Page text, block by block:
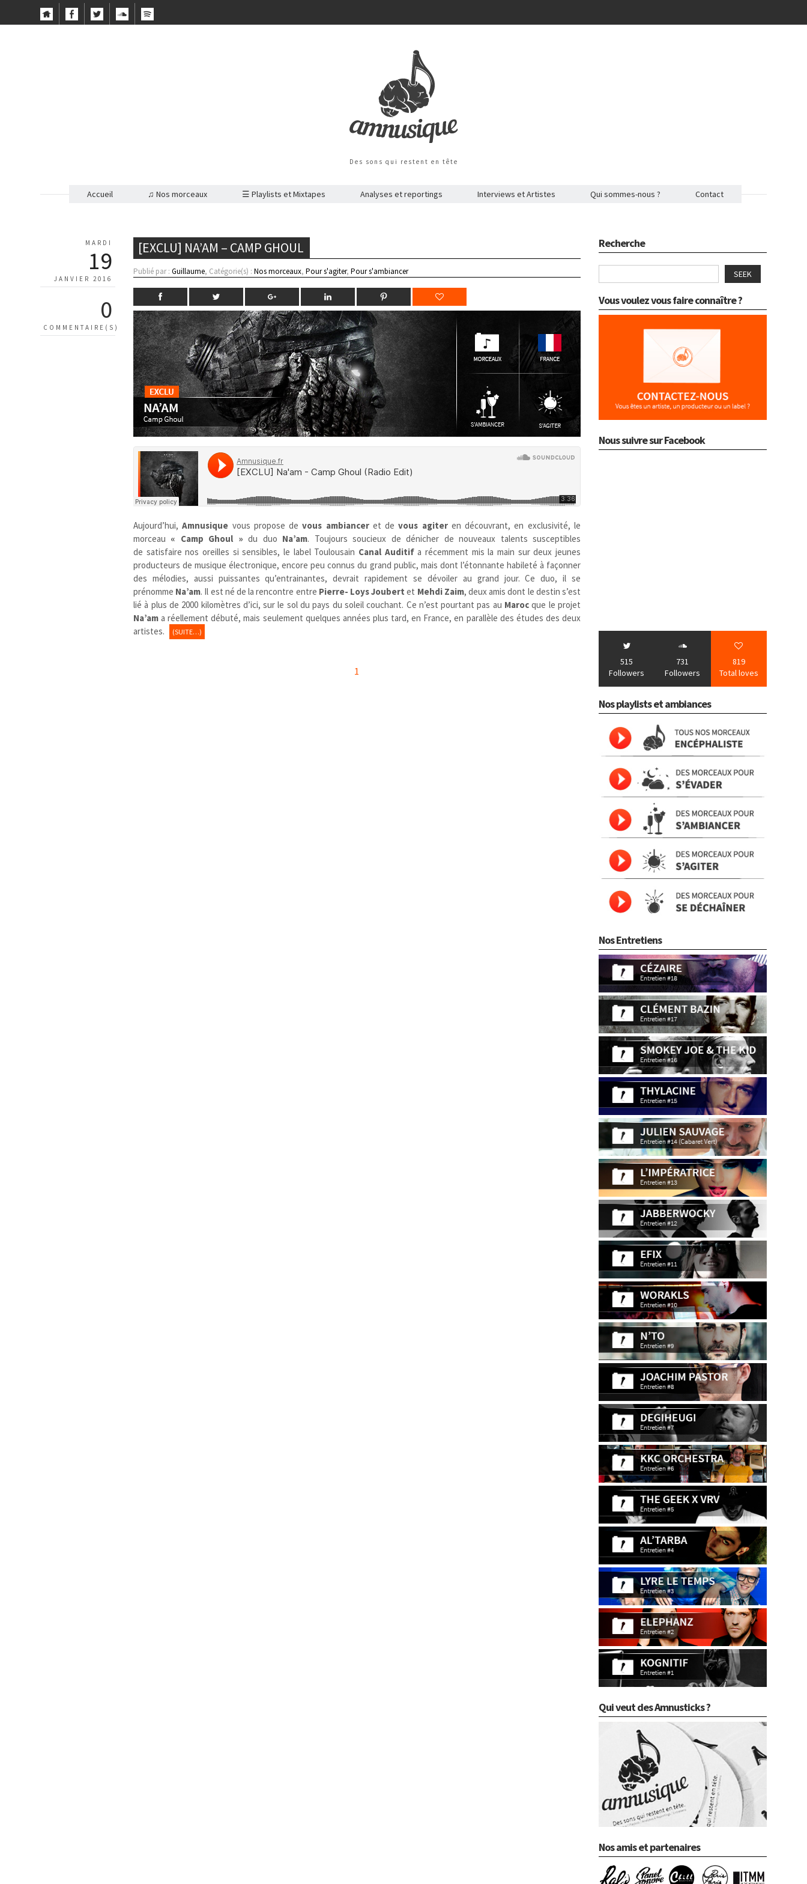
Des sons qui restent en tête
Accueil ♫ Nos morceaux ☰ Playlists et Mixtapes Analyses et reportings Interviews et Artistes Qui sommes-nous ? Contact
MARDI
19
JANVIER 2016
0
COMMENTAIRE(S)
[EXCLU] NA’AM – CAMP GHOUL
Publié par :Guillaume, Catégorie(s) :Nos morceaux,Pour s'agiter,Pour s'ambiancer
Aujourd’hui,Amnusique vous propose devous ambianceret devous agiteren découvrant, en exclusivité, le
morceau « Camp Ghoul » du duo Na’am. Toujours soucieux de dénicher de nouveaux talents susceptibles
de satisfaire nos oreilles si sensibles, le label Toulousain Canal Auditifa récemment mis la main sur deux jeunes
producteurs de musique électronique, encore peu connus du grand public, mais dont l’étonnante habileté à façonner
des mélodies, aussi puissantes qu’entrainantes, devrait rapidement se dévoiler au grand jour. Ce duo, il se
prénomme Na’am. Il est né de la rencontre entre Pierre- Loys Joubert et Mehdi Zaim, deux amis dont le destin s’est
lié à plus de 2000 kilomètres d’ici, sur le sol du pays du soleil couchant. Ce n’est pourtant pas au Maroc que le projet
Na’am a réellement débuté, mais seulement quelques années plus tard, en France, en parallèle des études des deux
artistes.
(SUITE…)
1
Recherche
SEEK
Vous voulez vous faire connaître ?
Nous suivre sur Facebook
515
Followers
731
Followers
819
Total loves
Nos playlists et ambiances
Nos Entretiens
Qui veut des Amnusticks ?
Nos amis et partenaires